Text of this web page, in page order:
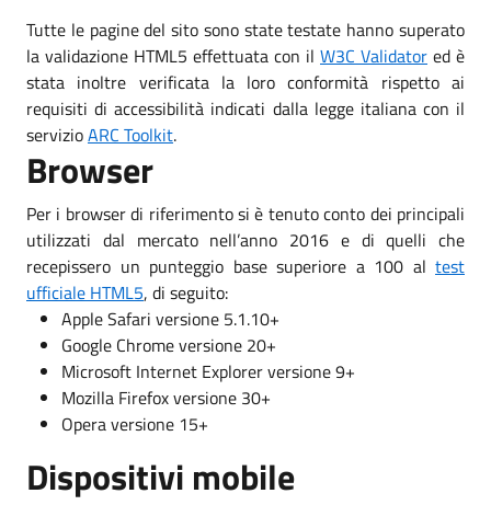
Tutte le pagine del sito sono state testate hanno superato
la validazione HTML5 effettuata con il W3C Validator ed è
stata inoltre verificata la loro conformità rispetto ai
requisiti di accessibilità indicati dalla legge italiana con il
servizioARC Toolkit.
Browser
Per i browser di riferimento si è tenuto conto dei principali
utilizzati dal mercato nell’anno 2016 e di quelli che
recepissero un punteggio base superiore a 100 al test
ufficiale HTML5, di seguito:
Apple Safari versione 5.1.10+
Google Chrome versione 20+
Microsoft Internet Explorer versione 9+
Mozilla Firefox versione 30+
Opera versione 15+
Dispositivi mobile